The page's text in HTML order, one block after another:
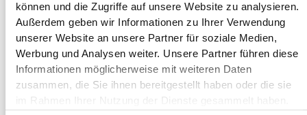
können und die Zugriffe auf unsere Website zu analysieren.
Außerdem geben wir Informationen zu Ihrer Verwendung
unserer Website an unsere Partner für soziale Medien,
Werbung und Analysen weiter. Unsere Partner führen diese
Informationen möglicherweise mit weiteren Daten
zusammen, die Sie ihnen bereitgestellt haben oder die sie
im Rahmen Ihrer Nutzung der Dienste gesammelt haben.
ENITY flow